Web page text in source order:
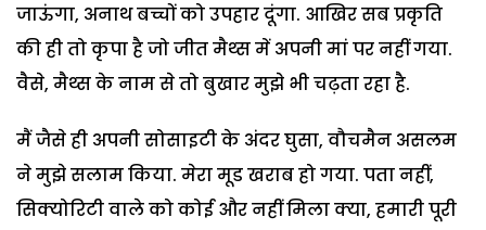
जाऊंगा, अनाथ बच्चों को उपहार दूंगा. आखिर सब प्रकृति
की ही तो कृपा है जो जीत मैथ्स में अपनी मां पर नहीं गया.
वैसे, मैथ्स के नाम से तो बुखार मुझे भी चढ़ता रहा है.
मैं जैसे ही अपनी सोसाइटी के अंदर घुसा, वौचमैन असलम
ने मुझे सलाम किया. मेरा मूड खराब हो गया. पता नहीं,
सिक्योरिटी वाले को कोई और नहीं मिला क्या, हमारी पूरी